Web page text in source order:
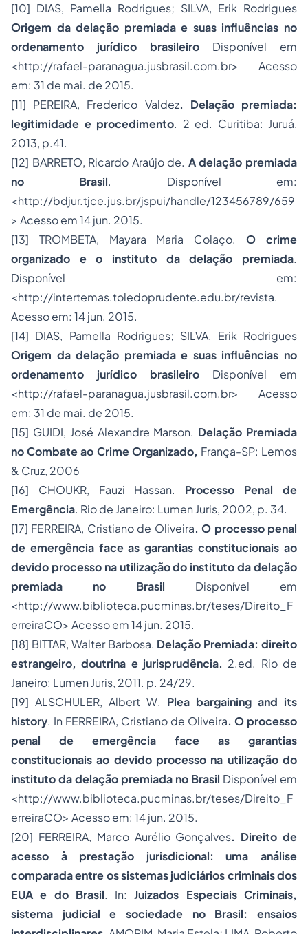
[10] DIAS, Pamella Rodrigues; SILVA, Erik Rodrigues
Origem da delação premiada e suas influências no
ordenamento jurídico brasileiro Disponível em
<http://rafael-paranagua.jusbrasil.com.br> Acesso
em: 31 de mai. de 2015.
[11] PEREIRA, Frederico Valdez. Delação premiada:
legitimidade e procedimento. 2 ed. Curitiba: Juruá,
2013, p.41.
[12] BARRETO, Ricardo Araújo de. A delação premiada
no Brasil. Disponível em:
<http://bdjur.tjce.jus.br/jspui/handle/123456789/659
> Acesso em 14 jun. 2015.
[13] TROMBETA, Mayara Maria Colaço.O crime
organizado e o instituto da delação premiada.
Disponível em:
<http://intertemas.toledoprudente.edu.br/revista.
Acesso em: 14 jun. 2015.
[14] DIAS, Pamella Rodrigues; SILVA, Erik Rodrigues
Origem da delação premiada e suas influências no
ordenamento jurídico brasileiro Disponível em
<http://rafael-paranagua.jusbrasil.com.br> Acesso
em: 31 de mai. de 2015.
[15] GUIDI, José Alexandre Marson. Delação Premiada
no Combate ao Crime Organizado, França-SP: Lemos
& Cruz, 2006
[16] CHOUKR, Fauzi Hassan. Processo Penal de
Emergência. Rio de Janeiro: Lumen Juris, 2002, p. 34.
[17] FERREIRA, Cristiano de Oliveira. O processo penal
de emergência face as garantias constitucionais ao
devido processo na utilização do instituto da delação
premiada no Brasil Disponível em
<http://www.biblioteca.pucminas.br/teses/Direito_F
erreiraCO> Acesso em 14 jun. 2015.
[18] BITTAR, Walter Barbosa. Delação Premiada: direito
estrangeiro, doutrina e jurisprudência. 2.ed. Rio de
Janeiro: Lumen Juris, 2011. p. 24/29.
[19] ALSCHULER, Albert W. Plea bargaining and its
history. In FERREIRA, Cristiano de Oliveira. O processo
penal de emergência face as garantias
constitucionais ao devido processo na utilização do
instituto da delação premiada no Brasil Disponível em
<http://www.biblioteca.pucminas.br/teses/Direito_F
erreiraCO> Acesso em: 14 jun. 2015.
[20] FERREIRA, Marco Aurélio Gonçalves. Direito de
acesso à prestação jurisdicional: uma análise
comparada entre os sistemas judiciários criminais dos
EUA e do Brasil. In:Juizados Especiais Criminais,
sistema judicial e sociedade no Brasil: ensaios